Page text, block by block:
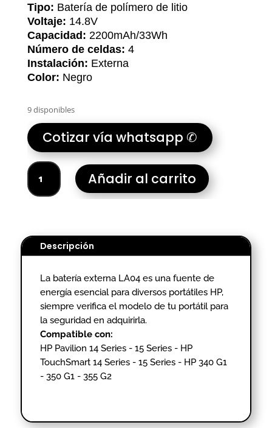
Tipo: Batería de polímero de litio
Voltaje: 14.8V
Capacidad: 2200mAh/33Wh
Número de celdas: 4
Instalación: Externa
Color: Negro
9 disponibles
Cotizar vía whatsapp ✆
BATERIA
PORTATIL
HP
cantidad
Añadir al carrito
Descripción
La batería externa LA04 es una fuente de
energía esencial para diversos portátiles HP,
siempre verifica el modelo de tu portátil para
la seguridad en adquirirla.
Compatible con:
HP Pavilion 14 Series​ - 15 Series - HP
TouchSmart 14 Series - 15 Series​ - HP 340 G1
- 350 G1​ - 355 G2